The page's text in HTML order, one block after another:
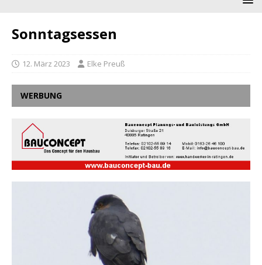
Sonntagsessen
12. März 2023 Elke Preuß
WERBUNG